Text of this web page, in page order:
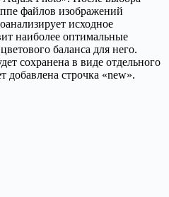
файлов изображений
исходное
наиболее оптимальные
баланса для него.
сохранена в виде отдельного
добавлена строчка «new».